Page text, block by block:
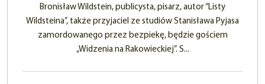
Bronisław Wildstein, publicysta, pisarz, autor “Listy
Wildsteina”, także przyjaciel ze studiów Stanisława Pyjasa
zamordowanego przez bezpiekę, będzie gościem
„Widzenia na Rakowieckiej”. S...